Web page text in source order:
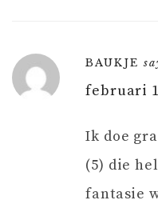
BAUKJE
februari
Ik doe
(5) die
fantasie